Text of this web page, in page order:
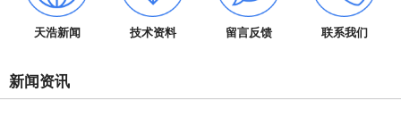
天浩新闻 技术资料 留言反馈 联系我们
新闻资讯
技术资料
成功案例